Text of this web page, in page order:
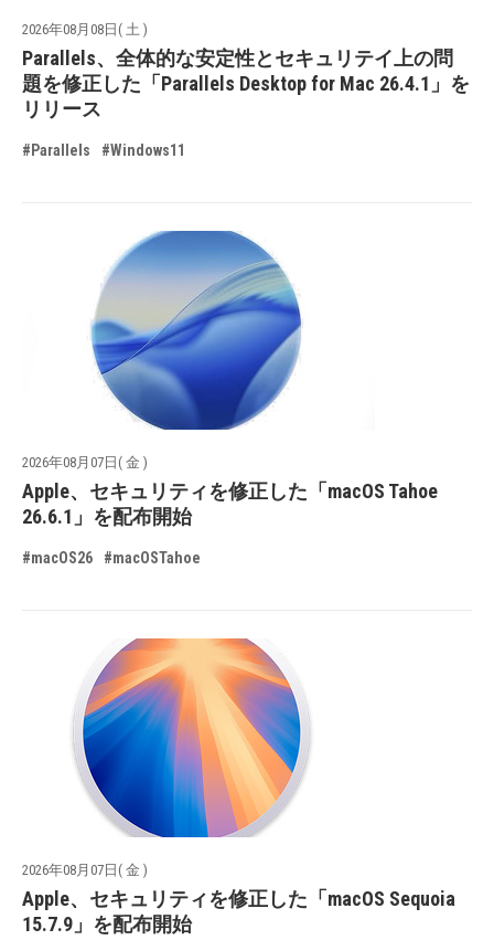
2026年08月08日( 土 )
Parallels、全体的な安定性とセキュリテイ上の問
題を修正した「Parallels Desktop for Mac 26.4.1」を
リリース
#Parallels #Windows11
2026年08月07日( 金 )
Apple、セキュリティを修正した「macOS Tahoe
26.6.1」を配布開始
#macOS26 #macOSTahoe
2026年08月07日( 金 )
Apple、セキュリティを修正した「macOS Sequoia
15.7.9」を配布開始